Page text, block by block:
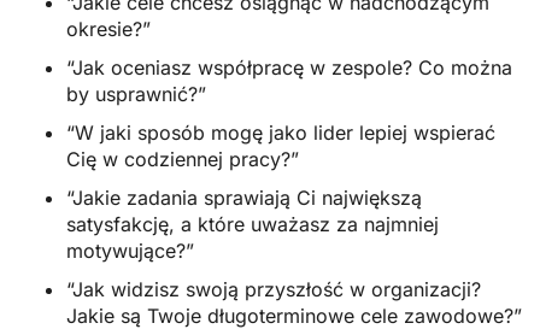
okresie?”
“Jak oceniasz współpracę w zespole? Co można
by usprawnić?”
“W jaki sposób mogę jako lider lepiej wspierać
Cię w codziennej pracy?”
“Jakie zadania sprawiają Ci największą
satysfakcję, a które uważasz za najmniej
motywujące?”
“Jak widzisz swoją przyszłość w organizacji?
Jakie są Twoje długoterminowe cele zawodowe?”